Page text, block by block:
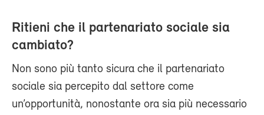
Ritieni che il partenariato sociale sia
cambiato?
Non sono più tanto sicura che il partenariato
sociale sia percepito dal settore come
un’opportunità, nonostante ora sia più necessario